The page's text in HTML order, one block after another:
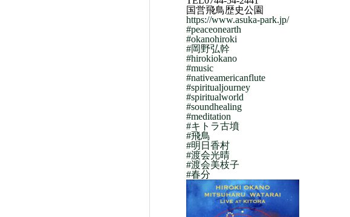
国営飛鳥歴史公園
https://www.asuka-park.jp/
#peaceonearth
#okanohiroki
#岡野弘幹
#hirokiokano
#music
#nativeamericanflute
#spiritualjourney
#spiritualworld
#soundhealing
#meditation
#キトラ古墳
#飛鳥
#明日香村
#渡会光晴
#渡会美枝子
#春分